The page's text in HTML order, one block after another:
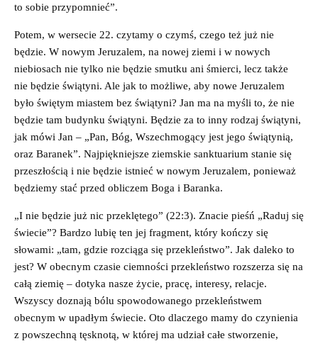
to sobie przypomnieć”.
Potem, w wersecie 22. czytamy o czymś, czego też już nie
będzie. W nowym Jeruzalem, na nowej ziemi i w nowych
niebiosach nie tylko nie będzie smutku ani śmierci, lecz także
nie będzie świątyni. Ale jak to możliwe, aby nowe Jeruzalem
było świętym miastem bez świątyni? Jan ma na myśli to, że nie
będzie tam budynku świątyni. Będzie za to inny rodzaj świątyni,
jak mówi Jan – „Pan, Bóg, Wszechmogący jest jego świątynią,
oraz Baranek”. Najpiękniejsze ziemskie sanktuarium stanie się
przeszłością i nie będzie istnieć w nowym Jeruzalem, ponieważ
będziemy stać przed obliczem Boga i Baranka.
„I nie będzie już nic przeklętego” (22:3). Znacie pieśń „Raduj się
świecie”? Bardzo lubię ten jej fragment, który kończy się
słowami: „tam, gdzie rozciąga się przekleństwo”. Jak daleko to
jest? W obecnym czasie ciemności przekleństwo rozszerza się na
całą ziemię – dotyka nasze życie, pracę, interesy, relacje.
Wszyscy doznają bólu spowodowanego przekleństwem
obecnym w upadłym świecie. Oto dlaczego mamy do czynienia
z powszechną tęsknotą, w której ma udział całe stworzenie,